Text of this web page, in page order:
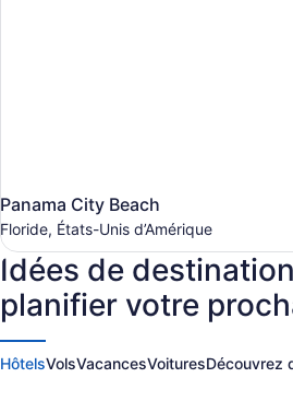
Panama
City
Beach
Floride,
États-
Unis
d’Amérique
Panama City Beach
Floride, États-Unis d’Amérique
Idées de
planifier votre
HôtelsVolsVacancesVoituresDécouvrez